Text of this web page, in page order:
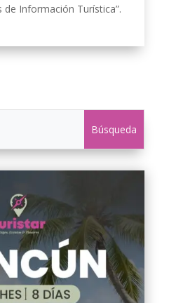
de Información Turística”.